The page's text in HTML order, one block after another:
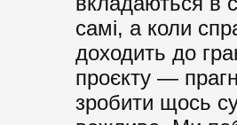
самі, а коли
доходить до
проєкту —
зробити щось